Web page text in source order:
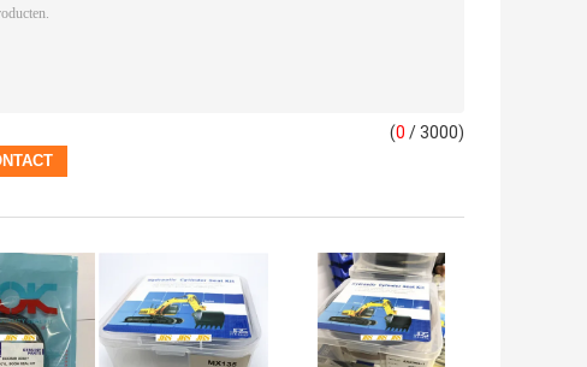
(0 / 3000)